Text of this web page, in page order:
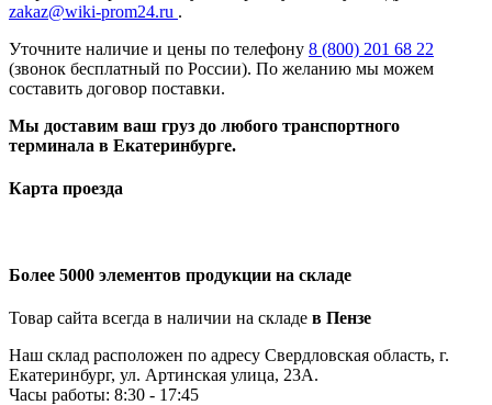
zakaz@wiki-prom24.ru .
Уточните наличие и цены по телефону 8 (800) 201 68 22
(звонок бесплатный по России). По желанию мы можем
составить договор поставки.
Мы доставим ваш груз до любого транспортного
терминала в Екатеринбурге.
Карта проезда
Более 5000 элементов продукции на складе
Товар сайта всегда в наличии на складе в Пензе
Наш склад расположен по адресу Свердловская область, г.
Екатеринбург, ул. Артинская улица, 23А.
Часы работы: 8:30 - 17:45